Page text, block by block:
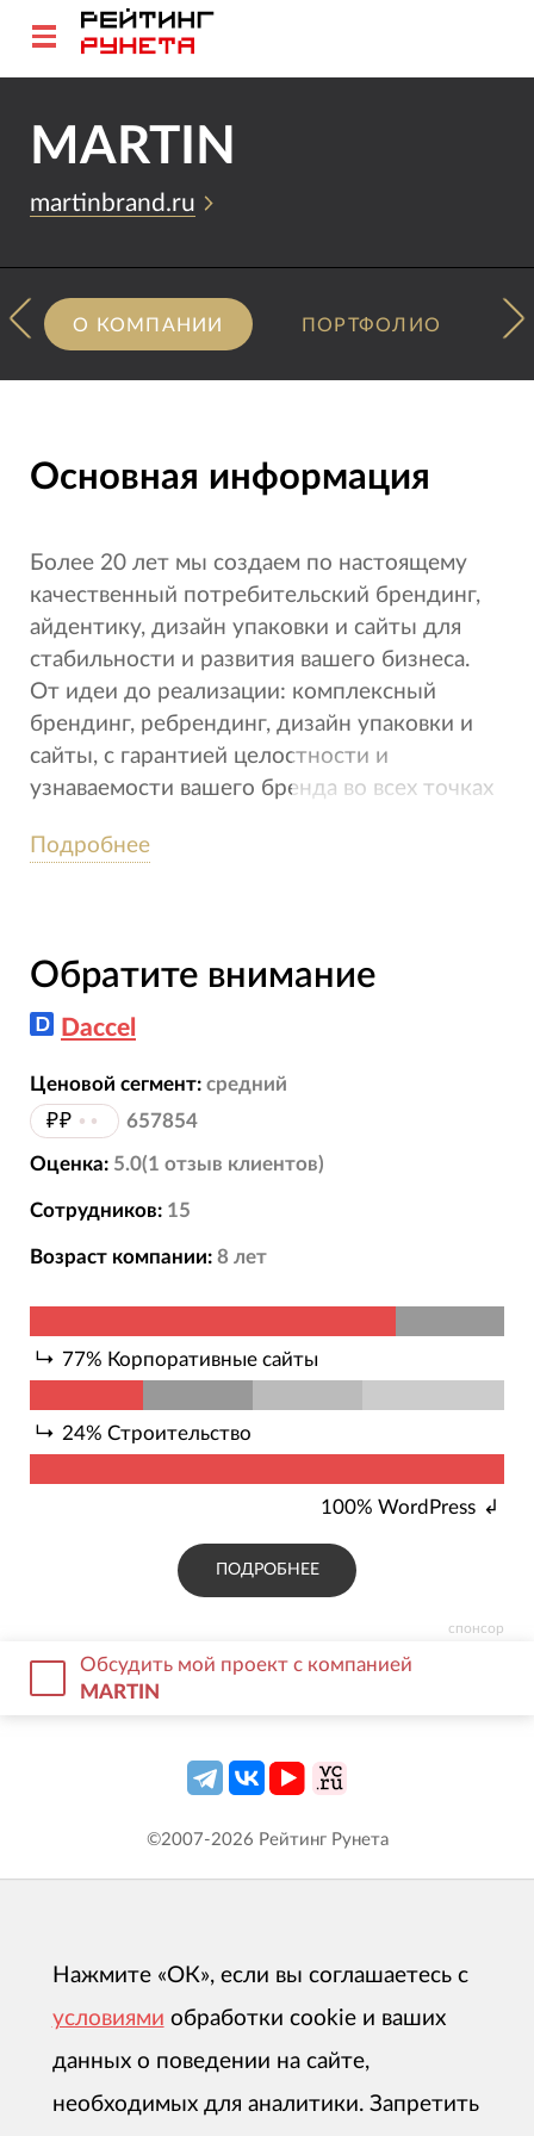
MARTIN
martinbrand.ru
О КОМПАНИИ ПОРТФОЛИО
Основная информация
Более 20 лет мы создаем по настоящему
качественный потребительский брендинг,
айдентику, дизайн упаковки и сайты для
стабильности и развития вашего бизнеса.
От идеи до реализации: комплексный
брендинг, ребрендинг, дизайн упаковки и
сайты, с гарантией целостности и
узнаваемости вашего бренда во всех точках
оффлайн, так и в онлайн.
Подробнее
спонсор
Обратите внимание
Daccel
Ценовой сегмент: средний
₽₽ •• 657854
Оценка: 5.0(1 отзыв клиентов)
Сотрудников: 15
Возраст компании: 8 лет
77% Корпоративные сайты
24% Строительство
100%WordPress
ПОДРОБНЕЕ
Обсудить мой проект с компанией
MARTIN
©2007-2026 Рейтинг Рунета
Нажмите «ОК», если вы соглашаетесь с
условиями обработки cookie и ваших
данных о поведении на сайте,
необходимых для аналитики. Запретить